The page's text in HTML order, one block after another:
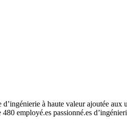
à haute valeur ajoutée aux
employé.es passionné.es